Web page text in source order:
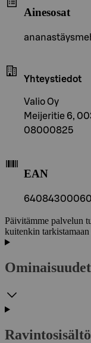
Ainesosat
Yhteystiedot
Valio Oy
Meijeritie 6,
08000825
EAN
Päivitämme palvelun
kuitenkin
Ominaisuudet
Ravintosisältö